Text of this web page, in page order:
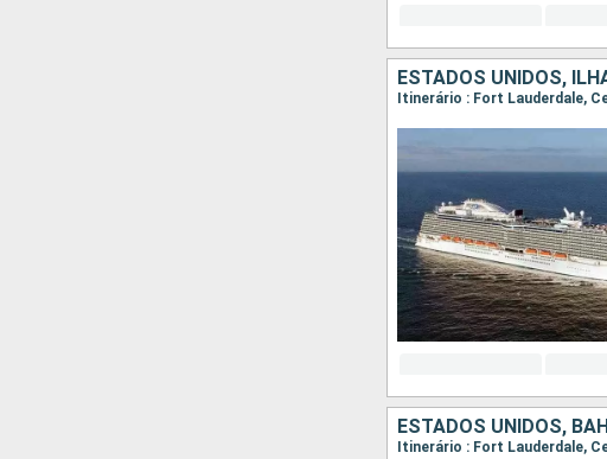
ESTADOS UNIDOS,
Itinerário : Fort Lauderdale,
ESTADOS UNIDOS,
Itinerário : Fort Lauderdale,